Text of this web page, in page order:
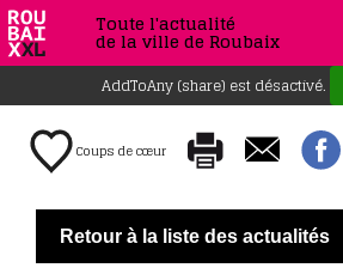
Toute l'actualité
de la ville de Roubaix
AddToAny (share) est désactivé.
Coups de cœur
Retour à la liste des actualités